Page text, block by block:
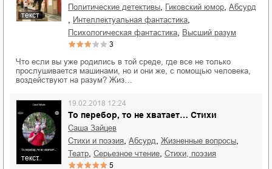
текст
политические детективы гиковский юмор абсурд
интеллектуальная фантастика
психологическая фантастика высший разум
3
Что если вы уже родились в той среде, где все не только
прослушивается машинами, но и они же, с помощью человека,
воздействуют на разум? Жиз…
текст
То перебор, то не хватает… Стихи
19.02.2018 12:24
Саша Зайцев
стихи и поэзия
абсурд жизненные вопросы
театр серьезное чтение cтихи, поэзия
5